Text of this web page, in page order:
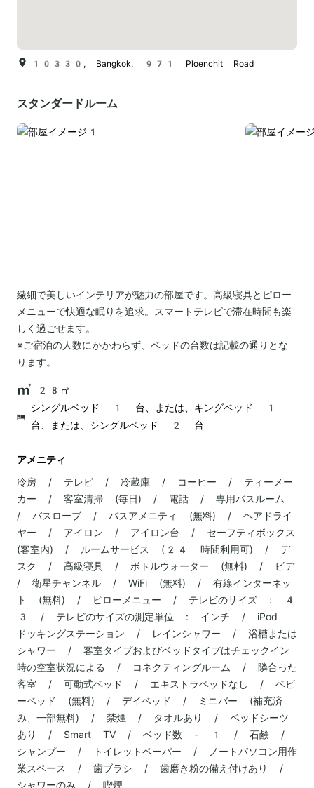
10330, Bangkok, 971 Ploenchit Road
スタンダードルーム
繊細で美しいインテリアが魅力の部屋です。高級寝具とピロー
メニューで快適な眠りを追求。スマートテレビで滞在時間も楽
しく過ごせます。
※ご宿泊の人数にかかわらず、ベッドの台数は記載の通りとな
ります。
28㎡
シングルベッド 1 台、または、キングベッド 1
台、または、シングルベッド 2 台
アメニティ
冷房 / テレビ / 冷蔵庫 / コーヒー / ティーメー
カー / 客室清掃 (毎日) / 電話 / 専用バスルーム
/ バスローブ / バスアメニティ (無料) / ヘアドライ
ヤー / アイロン / アイロン台 / セーフティボックス
(客室内) / ルームサービス (24 時間利用可) / デ
スク / 高級寝具 / ボトルウォーター (無料) / ビデ
/ 衛星チャンネル / WiFi (無料) / 有線インターネッ
ト (無料) / ピローメニュー / テレビのサイズ : 4
3 / テレビのサイズの測定単位 : インチ / iPod
ドッキングステーション / レインシャワー / 浴槽または
シャワー / 客室タイプおよびベッドタイプはチェックイン
時の空室状況による / コネクティングルーム / 隣合った
客室 / 可動式ベッド / エキストラベッドなし / ベビ
ーベッド (無料) / デイベッド / ミニバー (補充済
み、一部無料) / 禁煙 / タオルあり / ベッドシーツ
あり / Smart TV / ベッド数 - 1 / 石鹸 /
シャンプー / トイレットペーパー / ノートパソコン用作
業スペース / 歯ブラシ / 歯磨き粉の備え付けあり /
シャワーのみ / 喫煙